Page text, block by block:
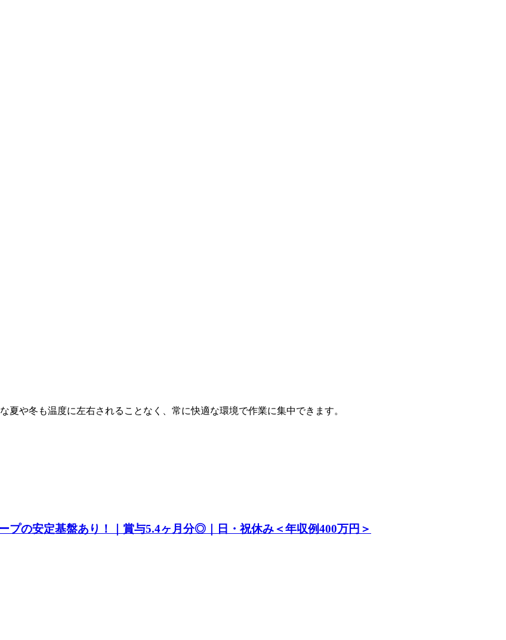
や冬も温度に左右されることなく、常に快適な環境で作業に集中できます。
プの安定基盤あり！｜賞与5.4ヶ月分◎｜日・祝休み＜年収例400万円＞